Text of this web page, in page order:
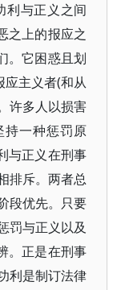
利与正义之间
之上的报应之
。它困惑且划
主义者(和从
许多人以损害
持一种惩罚原
与正义在刑事
排斥。两者总
段优先。只要
罚与正义以及
。正是在刑事
利是制订法律